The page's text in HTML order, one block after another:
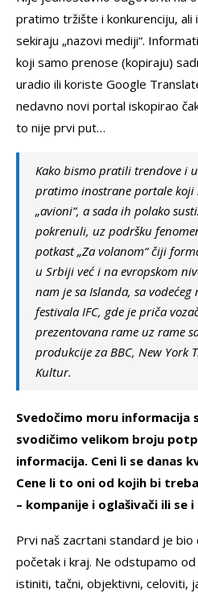
pratimo tržište i konkurenciju, ali
sekiraju „nazovi mediji“.
koji samo prenose (kopiraju)
uradio ili koriste Google
nedavno novi portal iskopirao
to nije prvi put…
Kako bismo pratili trendove i
pratimo inostrane portale koji
„avioni“, a sada ih polako
pokrenuli, uz podršku
potkast „Za volanom“ čiji
u Srbiji već i na evropskom
nam je sa Islanda, sa
festivala IFC, gde je priča
prezentovana rame uz rame
produkcije za BBC, New York
Kultur.
Svedočimo moru informacija
svodičimo velikom broju
informacija. Ceni li se danas
Cene li to oni od kojih bi
– kompanije i oglašivači ili se i
Prvi naš zacrtani standard je bio
početak i kraj. Ne odstupamo
istiniti, tačni, objektivni, celoviti,